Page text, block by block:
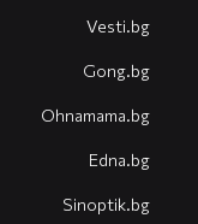
Vesti.bg
Gong.bg
Оhnamama.bg
Edna.bg
Sinoptik.bg